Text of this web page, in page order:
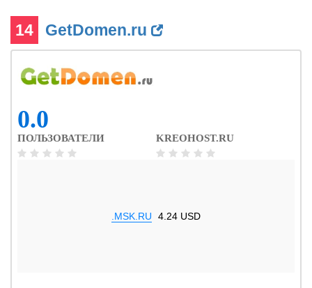
14 GetDomen.ru
0.0
ПОЛЬЗОВАТЕЛИ KREOHOST.RU
.MSK.RU 4.24 USD